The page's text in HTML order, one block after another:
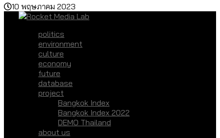
10 พฤษภาคม 2023
politics
environment
culture
economy
future
database
project
Bangkok Index
Bangkok Index 2022
DEMO Thailand
about us